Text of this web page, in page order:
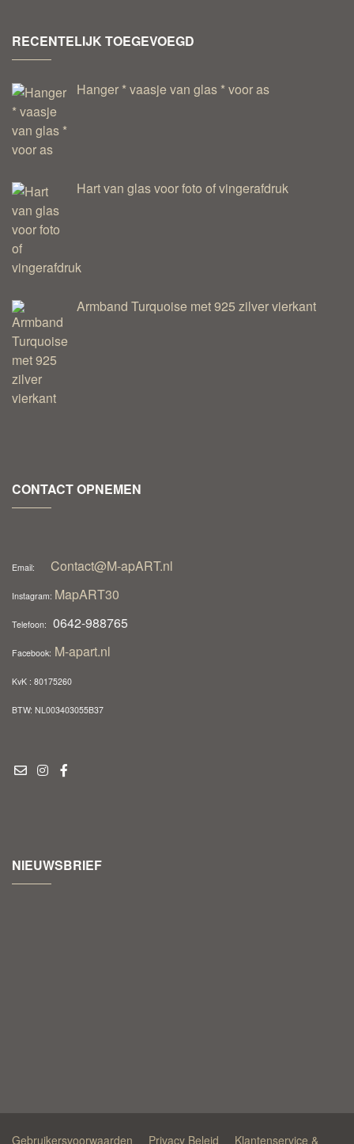
RECENTELIJK TOEGEVOEGD
Hanger * vaasje van glas * voor as
Hart van glas voor foto of vingerafdruk
Armband Turquoise met 925 zilver vierkant
CONTACT OPNEMEN
Email: Contact@M-apART.nl
Instagram: MapART30
Telefoon: 0642-988765
Facebook: M-apart.nl
KvK : 80175260
BTW: NL003403055B37
NIEUWSBRIEF
Gebruikersvoorwaarden Privacy Beleid Klantenservice &